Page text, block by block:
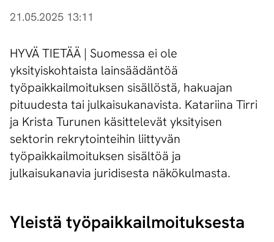
21.05.2025 13:11
HYVÄ TIETÄÄ | Suomessa ei ole
yksityiskohtaista lainsäädäntöä
työpaikkailmoituksen sisällöstä, hakuajan
pituudesta tai julkaisukanavista. Katariina Tirri
ja Krista Turunen käsittelevät yksityisen
sektorin rekrytointeihin liittyvän
työpaikkailmoituksen sisältöä ja
julkaisukanavia juridisesta näkökulmasta.
Yleistä työ­paik­kail­moi­tuk­ses­ta